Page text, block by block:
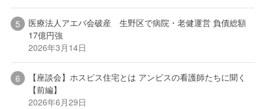
医療法人アエバ会破産 生野区で病院・老健運営 負債総額
17億円強
2026年3月14日
【座談会】ホスピス住宅とは アンビスの看護師たちに聞く
【前編】
2026年6月29日